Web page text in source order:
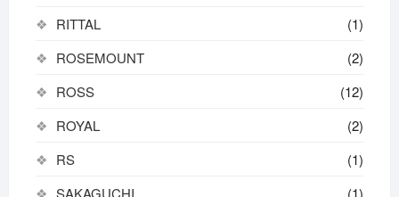
RITTAL
(1)
ROSEMOUNT
(2)
ROSS
(12)
ROYAL
(2)
RS
(1)
SAKAGUCHI
(1)